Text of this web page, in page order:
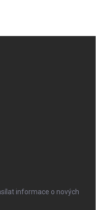
informace o nových